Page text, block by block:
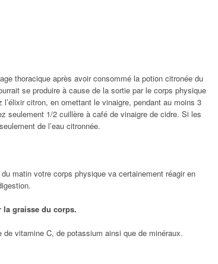
thoracique après avoir consommé la potion citronée du
se produire à cause de la sortie par le corps physique
citron, en omettant le vinaigre, pendant au moins 3
seulement 1/2 cuillère à café de vinaigre de cidre. Si les
de l’eau citronnée.
matin votre corps physique va certainement réagir en
la graisse du corps.
vitamine C, de potassium ainsi que de minéraux.